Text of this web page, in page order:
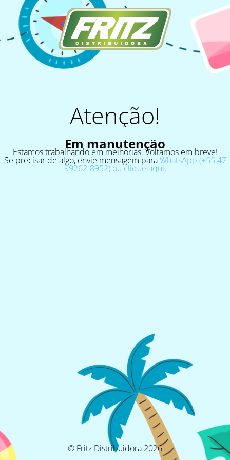
Atenção!
Em manutenção
Estamos trabalhando em melhorias. Voltamos em breve!
Se precisar de algo, envie mensagem paraWhatsApp (+55 47
99262-8952) ou clique aqui.
© Fritz Distribuidora 2026